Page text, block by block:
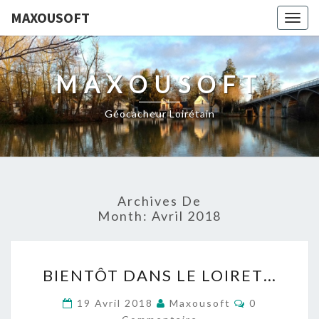
MAXOUSOFT
MAXOUSOFT
Géocacheur Loirétain
Archives De
Month: Avril 2018
DANS
LE
BIENTÔT DANS LE LOIRET…
19 Avril 2018 Maxousoft
0